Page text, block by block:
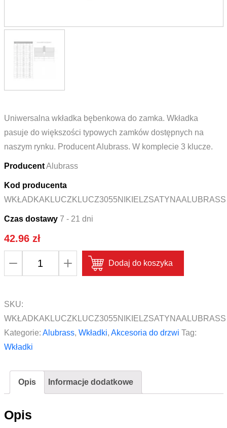
Uniwersalna wkładka bębenkowa do zamka. Wkładka
pasuje do większości typowych zamków dostępnych na
naszym rynku. Producent Alubrass. W komplecie 3 klucze.
Producent Alubrass
Kod producenta
WKŁADKAKLUCZKLUCZ3055NIKIELZSATYNAALUBRASS
Czas dostawy 7 - 21 dni
42.96 zł
30/55
mm
Alubrass
Nikiel
Dodaj do koszyka
SKU:
WKŁADKAKLUCZKLUCZ3055NIKIELZSATYNAALUBRASS
Kategorie: Alubrass, Wkładki, Akcesoria do drzwi Tag:
Wkładki
Opis Informacje dodatkowe
Opis